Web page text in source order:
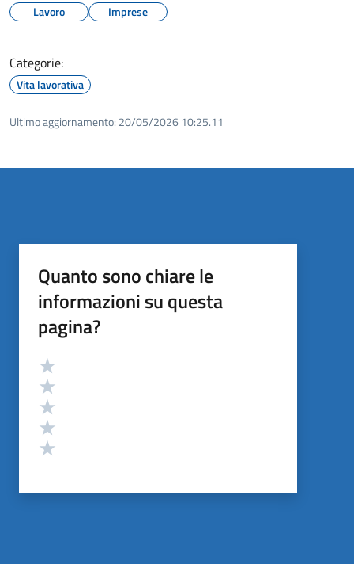
Lavoro Imprese
Categorie:
Vita lavorativa
Ultimo aggiornamento: 20/05/2026 10:25.11
Quanto sono chiare le
informazioni su questa
pagina?
Valutazione